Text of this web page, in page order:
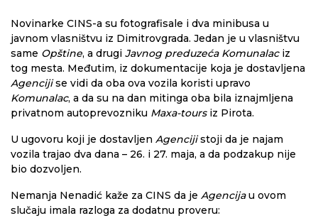
Novinarke CINS-a su fotografisale i dva minibusa u
javnom vlasništvu iz Dimitrovgrada. Jedan je u vlasništvu
same Opštine, a drugi Javnog preduzeća Komunalaciz
tog mesta. Međutim, iz dokumentacije koja je dostavljena
Agencijise vidi da oba ova vozila koristi upravo
Komunalac, a da su na dan mitinga oba bila iznajmljena
privatnom autoprevozniku Maxa-toursiz Pirota.
U ugovoru koji je dostavljen Agencijistoji da je najam
vozila trajao dva dana – 26. i 27. maja, a da podzakup nije
bio dozvoljen.
Nemanja Nenadić kaže za CINS da je Agencijau ovom
slučaju imala razloga za dodatnu proveru: